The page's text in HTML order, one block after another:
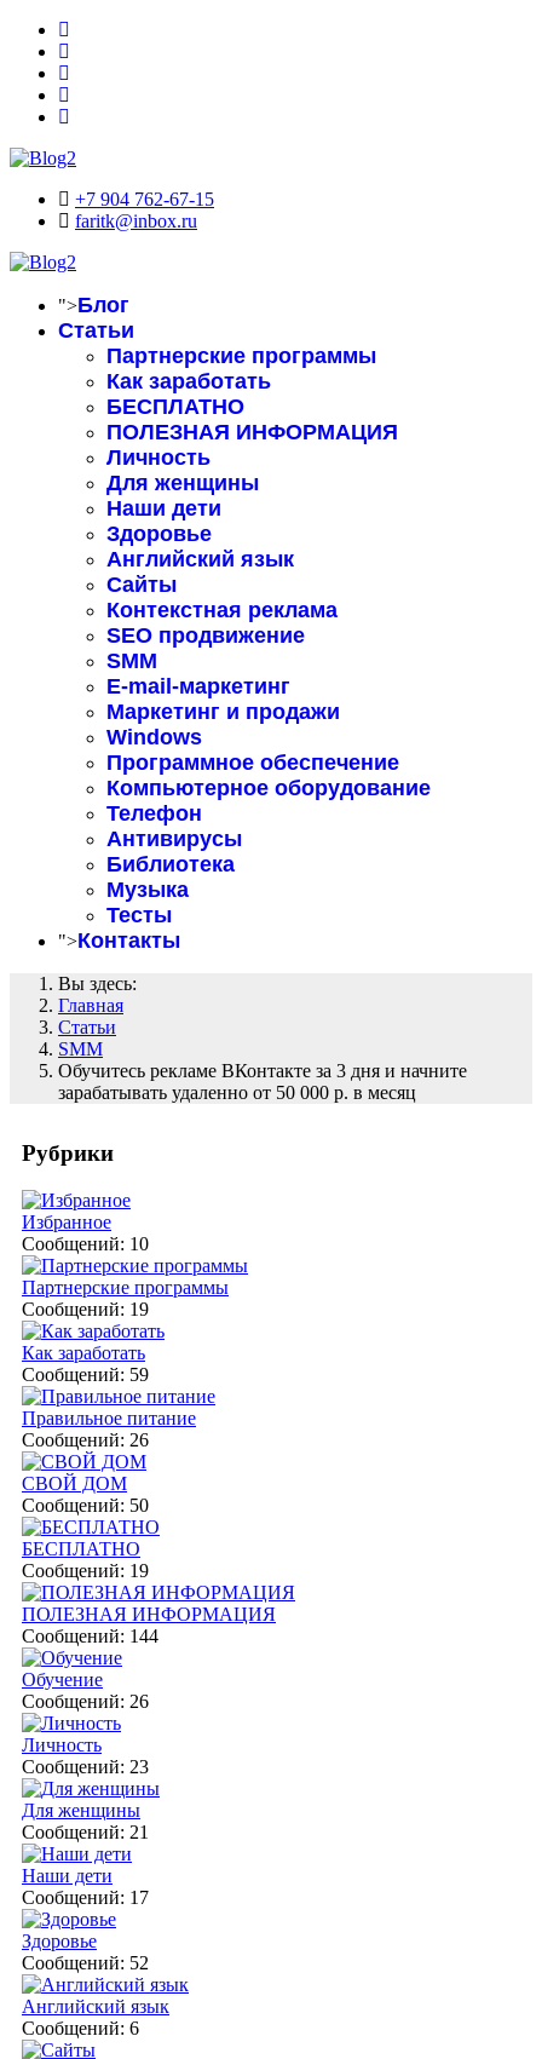
+7 904 762-67-15
faritk@inbox.ru
">Блог
Статьи
Партнерские программы
Как заработать
БЕСПЛАТНО
ПОЛЕЗНАЯ ИНФОРМАЦИЯ
Личность
Для женщины
Наши дети
Здоровье
Английский язык
Сайты
Контекстная реклама
SEO продвижение
SMM
E-mail-маркетинг
Маркетинг и продажи
Windows
Программное обеспечение
Компьютерное оборудование
Телефон
Антивирусы
Библиотека
Музыка
Тесты
">Контакты
Вы здесь:
Главная
Статьи
SMM
Обучитесь рекламе ВКонтакте за 3 дня и начните
зарабатывать удаленно от 50 000 р. в месяц
Рубрики
Избранное
Сообщений: 10
Партнерские программы
Сообщений: 19
Как заработать
Сообщений: 59
Правильное питание
Сообщений: 26
СВОЙ ДОМ
Сообщений: 50
БЕСПЛАТНО
Сообщений: 19
ПОЛЕЗНАЯ ИНФОРМАЦИЯ
Сообщений: 144
Обучение
Сообщений: 26
Личность
Сообщений: 23
Для женщины
Сообщений: 21
Наши дети
Сообщений: 17
Здоровье
Сообщений: 52
Английский язык
Сообщений: 6